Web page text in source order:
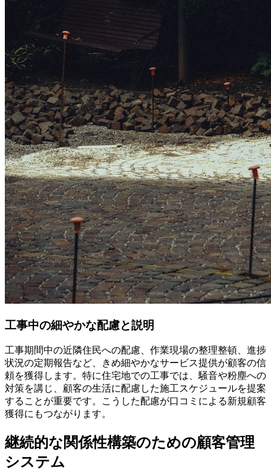
工事中の細やかな配慮と説明
工事期間中の近隣住民への配慮、作業現場の整理整頓、進捗
状況の定期報告など、きめ細やかなサービス提供が顧客の信
頼を獲得します。特に住宅地での工事では、騒音や粉塵への
対策を講じ、顧客の生活に配慮した施工スケジュールを提案
することが重要です。こうした配慮が口コミによる新規顧客
獲得にもつながります。
継続的な関係性構築のための顧客管理
システム